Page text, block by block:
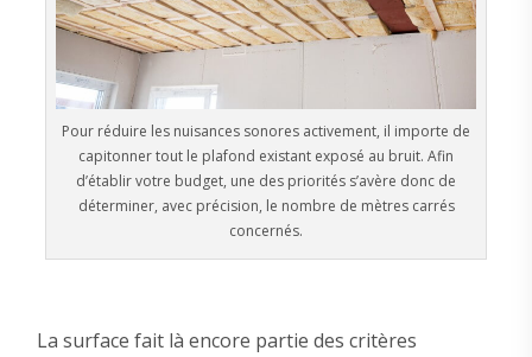
Pour réduire les nuisances sonores activement, il importe de
capitonner tout le plafond existant exposé au bruit. Afin
d’établir votre budget, une des priorités s’avère donc de
déterminer, avec précision, le nombre de mètres carrés
concernés.
La surface fait là encore partie des critères